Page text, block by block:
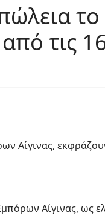
τις
Αίγινας,
Αίγινας, ως